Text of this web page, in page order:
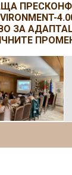
ЗА